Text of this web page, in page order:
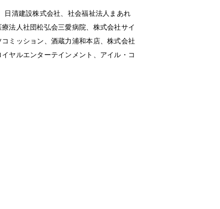
日清建設株式会社、社会福祉法人まあれ
法人社団松弘会三愛病院、株式会社サイ
ミッション、酒蔵力浦和本店、株式会社
ヤルエンターテインメント、アイル・コ